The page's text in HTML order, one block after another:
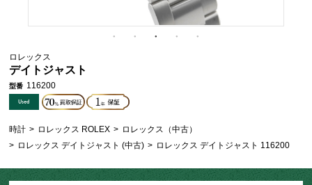
ロレックス
デイトジャスト
型番 116200
時計 > ロレックス ROLEX > ロレックス（中古）
> ロレックス デイトジャスト (中古) > ロレックス デイトジャスト 116200